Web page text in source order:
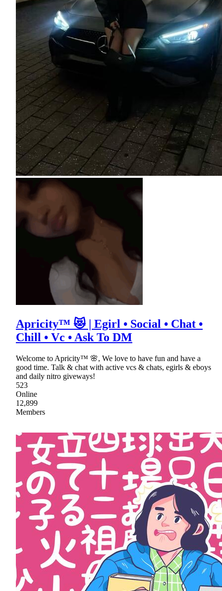
Apricity™ 😻 | Egirl • Social • Chat •
Chill • Vc • Ask To DM
Welcome to Apricity™ 🌸, We love to have fun and have a
good time. Talk & chat with active vcs & chats, egirls & eboys
and daily nitro giveways!
523
Online
12,899
Members